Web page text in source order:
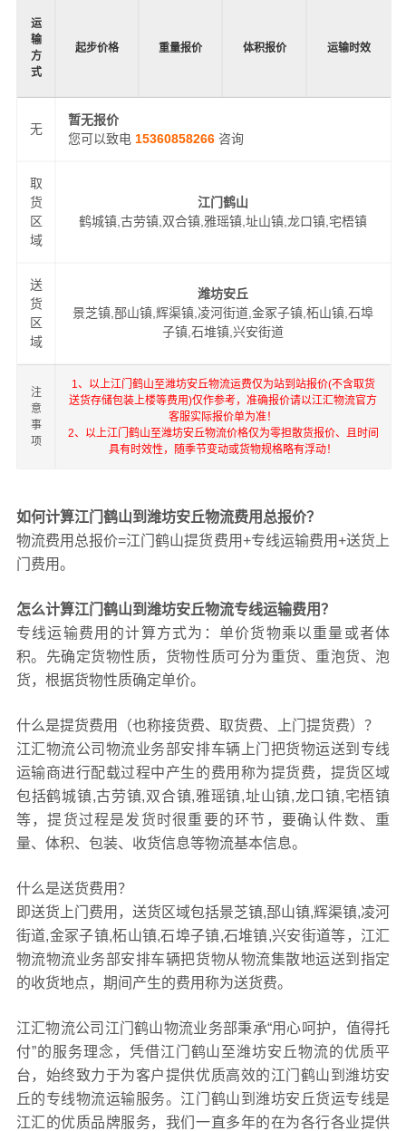
运
输
方
式
起步价格 重量报价 体积报价 运输时效
无
暂无报价
您可以致电 15360858266 咨询
取
货
区
域
江门鹤山
鹤城镇,古劳镇,双合镇,雅瑶镇,址山镇,龙口镇,宅梧镇
送
货
区
域
潍坊安丘
景芝镇,郚山镇,辉渠镇,凌河街道,金冢子镇,柘山镇,石埠
子镇,石堆镇,兴安街道
注
意
事
项
1、以上江门鹤山至潍坊安丘物流运费仅为站到站报价(不含取货
送货存储包装上楼等费用)仅作参考，准确报价请以江汇物流官方
客服实际报价单为准！
2、以上江门鹤山至潍坊安丘物流价格仅为零担散货报价、且时间
具有时效性，随季节变动或货物规格略有浮动！
如何计算江门鹤山到潍坊安丘物流费用总报价？
物流费用总报价=江门鹤山提货费用+专线运输费用+送货上
门费用。
怎么计算江门鹤山到潍坊安丘物流专线运输费用？
专线运输费用的计算方式为：单价货物乘以重量或者体
积。先确定货物性质，货物性质可分为重货、重泡货、泡
货，根据货物性质确定单价。
什么是提货费用（也称接货费、取货费、上门提货费）？
江汇物流公司物流业务部安排车辆上门把货物运送到专线
运输商进行配载过程中产生的费用称为提货费，提货区域
包括鹤城镇,古劳镇,双合镇,雅瑶镇,址山镇,龙口镇,宅梧镇
等，提货过程是发货时很重要的环节，要确认件数、重
量、体积、包装、收货信息等物流基本信息。
什么是送货费用？
即送货上门费用，送货区域包括景芝镇,郚山镇,辉渠镇,凌河
街道,金冢子镇,柘山镇,石埠子镇,石堆镇,兴安街道等，江汇
物流物流业务部安排车辆把货物从物流集散地运送到指定
的收货地点，期间产生的费用称为送货费。
江汇物流公司江门鹤山物流业务部秉承“用心呵护，值得托
付”的服务理念，凭借江门鹤山至潍坊安丘物流的优质平
台，始终致力于为客户提供优质高效的江门鹤山到潍坊安
丘的专线物流运输服务。江门鹤山到潍坊安丘货运专线是
江汇的优质品牌服务，我们一直多年的在为各行各业提供